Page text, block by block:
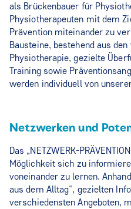
als Brückenbauer für
Physiotherapeuten mit dem
Prävention miteinander zu
Bausteine, bestehend aus
Physiotherapie, gezielte
Training sowie
werden individuell von
Netzwerken und
Das „NETZWERK-
Möglichkeit sich zu
voneinander zu lernen.
aus dem Alltag“, gezielten
verschiedensten Angeboten,